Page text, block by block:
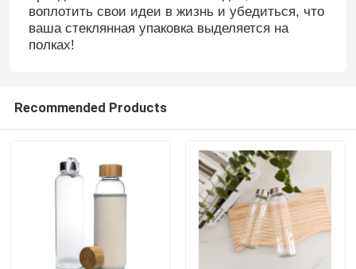
воплотить свои идеи в жизнь и убедиться, что
ваша стеклянная упаковка выделяется на
полках!
Recommended Products